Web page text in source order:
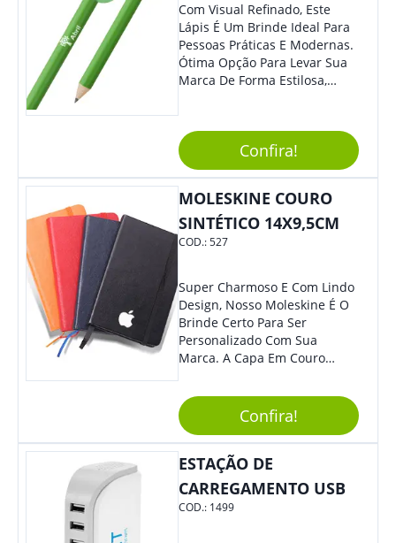
Com Visual Refinado, Este
Lápis É Um Brinde Ideal Para
Pessoas Práticas E Modernas.
Ótima Opção Para Levar Sua
Marca De Forma Estilosa,
Reuniões Corporativas Ou Até
Mesmo Para Presentear
Colaboradores E Parceiros De
Confira!
MOLESKINE COURO
SINTÉTICO 14X9,5CM
COD.:527
Super Charmoso E Com Lindo
Design, Nosso Moleskine É O
Brinde Certo Para Ser
Personalizado Com Sua
Marca. A Capa Em Couro
Elástico Permite Maior
Segurança Ao Carregá-Lo.
Ofereça A Seus Clientes E
Colaboradores, Sem Dúvidas
Eles Irão Adorar.
Confira!
ESTAÇÃO DE
CARREGAMENTO USB
COD.: 1499